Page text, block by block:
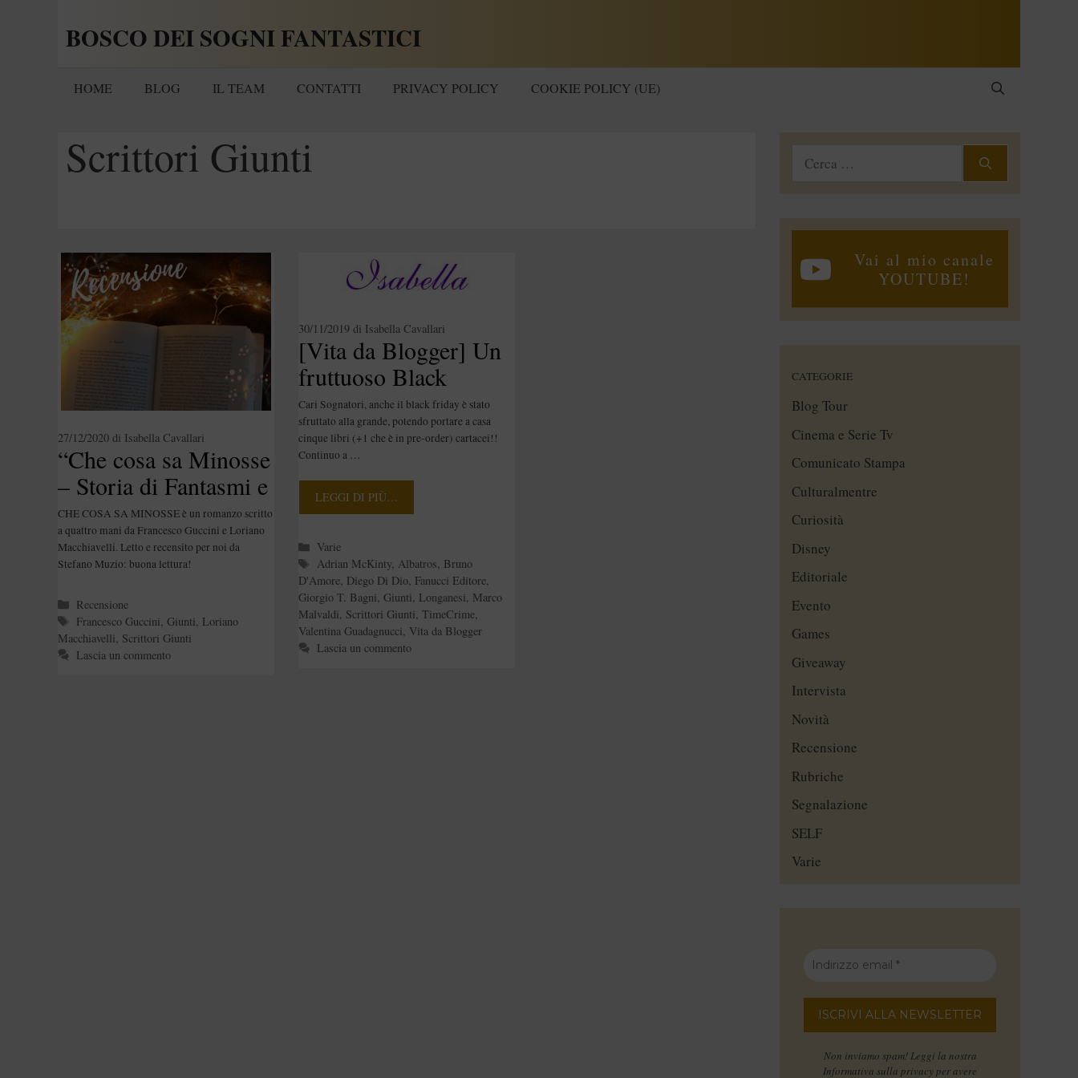
BOSCO DEI SOGNI FANTASTICI
HOME BLOG IL TEAM CONTATTI PRIVACY POLICY COOKIE POLICY (UE)
Scrittori Giunti
“Che cosa sa Minosse
– Storia di Fantasmi e
Gente Strana” di
Francesco Guccini &
Loriano Macchiavelli
27/12/2020 di Isabella Cavallari
CHE COSA SA MINOSSE è un romanzo scritto
a quattro mani da Francesco Guccini e Loriano
Macchiavelli. Letto e recensito per noi da
Stefano Muzio: buona lettura!
Categorie
Recensione
Tag
Francesco Guccini,Giunti, Loriano
Macchiavelli, Scrittori Giunti
Lascia un commento
[Vita da Blogger] Un
fruttuoso Black
Friday
30/11/2019 di Isabella Cavallari
Cari Sognatori, anche il black friday è stato
sfruttato alla grande, potendo portare a casa
cinque libri (+1 che è in pre-order) cartacei!!
Continuo a …
LEGGI DI PIÙ…
Categorie
Varie
Tag
Adrian McKinty, Albatros, Bruno
D'Amore, Diego Di Dio, Fanucci Editore,
Giorgio T. Bagni, Giunti, Longanesi, Marco
Malvaldi, Scrittori Giunti, TimeCrime,
Valentina Guadagnucci, Vita da Blogger
Lascia un commento
Ricerca
Vai al mio canale
YOUTUBE!
CATEGORIE
Blog Tour
Cinema e Serie Tv
Comunicato Stampa
Culturalmentre
Curiosità
Disney
Editoriale
Evento
Games
Giveaway
Intervista
Novità
Recensione
Rubriche
Segnalazione
SELF
Varie
Non inviamo spam! Leggi la nostra
Informativa sulla privacy per avere